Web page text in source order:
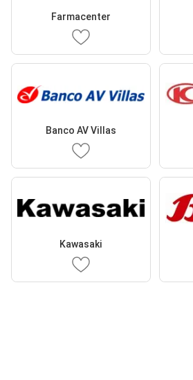
Farmacenter
Banco AV Villas
Kawasaki